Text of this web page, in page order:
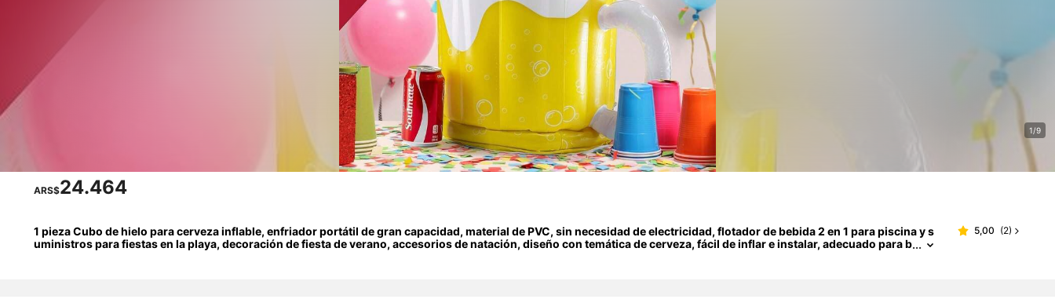
1/9
ARS$24.464
1 pieza Cubo de hielo para cerveza inflable, enfriador portátil de gran capacidad, material de PVC, sin necesidad de electricidad, flotador de bebida 2 en 1 para piscina y s
uministros para fiestas en la playa, decoración de fiesta de verano, accesorios de natación, diseño con temática de cerveza, fácil de inflar e instalar, adecuado para b
5,00 (2)